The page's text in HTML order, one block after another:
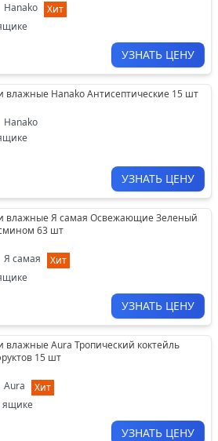
Hanako
Хит
УЗНАТЬ ЦЕНУ
влажные Hanako Антисептические 15 шт
Hanako
УЗНАТЬ ЦЕНУ
влажные Я самая Освежающие Зеленый
63 шт
Я самая
Хит
УЗНАТЬ ЦЕНУ
влажные Aura Тропический коктейль
15 шт
Aura
Хит
ящике
УЗНАТЬ ЦЕНУ